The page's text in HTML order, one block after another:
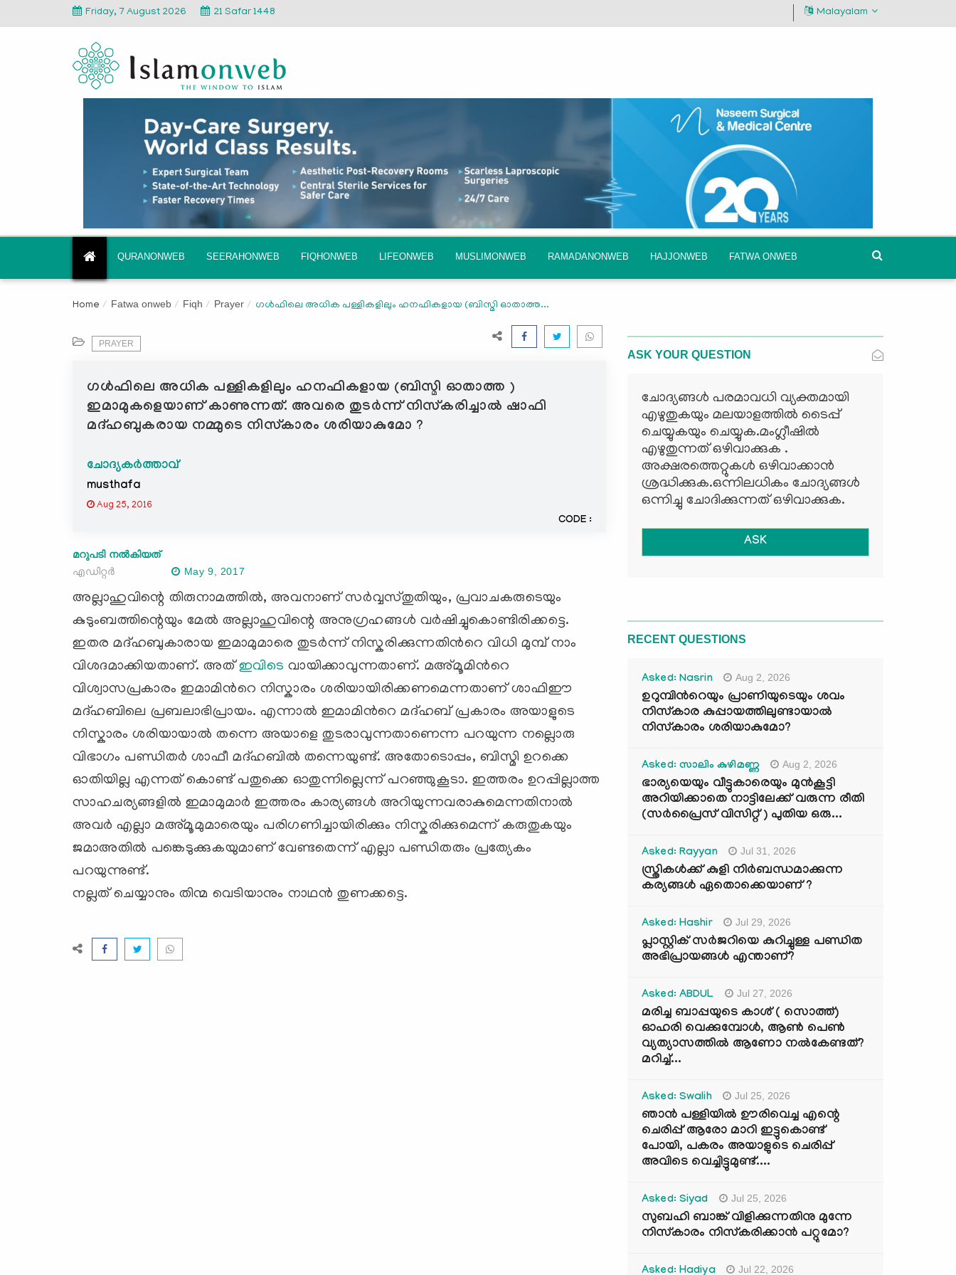
Friday, 7 August 2026 21 Safar 1448 Malayalam
QURANONWEB SEERAHONWEB FIQHONWEB LIFEONWEB MUSLIMONWEB RAMADANONWEB HAJJONWEB FATWA ONWEB
Home Fatwa onweb Fiqh Prayer ഗള്‍ഫിലെ അധിക പള്ളികളിലും ഹനഫികളായ (ബിസ്മി ഓതാത്ത...
PRAYER
ഗള്‍ഫിലെ അധിക പള്ളികളിലും ഹനഫികളായ (ബിസ്മി ഓതാത്ത )
ഇമാമുകളെയാണ് കാണുന്നത്. അവരെ തുടര്‍ന്ന് നിസ്കരിച്ചാല്‍ ഷാഫി
മദ്ഹബുകരായ നമ്മുടെ നിസ്കാരം ശരിയാകുമോ ?
ചോദ്യകർത്താവ്
musthafa
Aug 25, 2016
CODE :
മറുപടി നൽകിയത്
എഡിറ്റര്‍
May 9, 2017
അല്ലാഹുവിന്റെ തിരുനാമത്തില്‍, അവനാണ് സര്‍വ്വസ്തുതിയും, പ്രവാചകരുടെയും
കുടുംബത്തിന്റെയും മേല്‍ അല്ലാഹുവിന്റെ അനുഗ്രഹങ്ങള്‍ വര്‍ഷിച്ചുകൊണ്ടിരിക്കട്ടെ.
ഇതര മദ്ഹബുകാരായ ഇമാമുമാരെ തുടര്‍ന്ന് നിസ്കരിക്കുന്നതിന്‍റെ വിധി മുമ്പ് നാം
വിശദമാക്കിയതാണ്. അത്ഇവിടെ വായിക്കാവുന്നതാണ്. മഅ്മൂമിന്‍റെ
വിശ്വാസപ്രകാരം ഇമാമിന്‍റെ നിസ്കാരം ശരിയായിരിക്കണമെന്നതാണ് ശാഫിഈ
മദ്ഹബിലെ പ്രബലാഭിപ്രായം. എന്നാല്‍ ഇമാമിന്‍റെ മദ്ഹബ് പ്രകാരം അയാളുടെ
നിസ്കാരം ശരിയായാല്‍ തന്നെ അയാളെ തുടരാവുന്നതാണെന്ന പറയുന്ന നല്ലൊരു
വിഭാഗം പണ്ഡിതര്‍ ശാഫീ മദ്ഹബില്‍ തന്നെയുണ്ട്. അതോടൊപ്പം, ബിസ്മി ഉറക്കെ
ഓതിയില്ല എന്നത് കൊണ്ട് പതുക്കെ ഓതുന്നില്ലെന്ന് പറഞ്ഞുകൂടാ. ഇത്തരം ഉറപ്പില്ലാത്ത
സാഹചര്യങ്ങളില്‍ ഇമാമുമാര്‍ ഇത്തരം കാര്യങ്ങള്‍ അറിയുന്നവരാകുമെന്നതിനാല്‍
അവര്‍ എല്ലാ മഅ്മൂമുമാരെയും പരിഗണിച്ചായിരിക്കും നിസ്കരിക്കുമെന്ന് കരുതുകയും
ജമാഅതില്‍ പങ്കെടുക്കുകയുമാണ് വേണ്ടതെന്ന് എല്ലാ പണ്ഡിതരും പ്രത്യേകം
പറയുന്നുണ്ട്.
നല്ലത് ചെയ്യാനും തിന്മ വെടിയാനും നാഥന്‍ തുണക്കട്ടെ.
ASK YOUR QUESTION
ചോദ്യങ്ങള്‍ പരമാവധി വ്യക്തമായി
എഴുതുകയും മലയാളത്തില്‍ ടൈപ്പ്
ചെയ്യുകയും ചെയ്യുക.മംഗ്ലീഷില്‍
എഴുതുന്നത് ഒഴിവാക്കുക .
അക്ഷരത്തെറ്റുകള്‍ ഒഴിവാക്കാന്‍
ശ്രദ്ധിക്കുക.ഒന്നിലധികം ചോദ്യങ്ങള്‍
ഒന്നിച്ചു ചോദിക്കുന്നത് ഒഴിവാക്കുക.
ASK
RECENT QUESTIONS
Asked: Nasrin Aug 2, 2026
ഉറുമ്പിന്‍റെയും പ്രാണിയുടെയും ശവം
നിസ്കാര കുപ്പായത്തിലുണ്ടായാൽ
നിസ്കാരം ശരിയാകുമോ?
Asked: സാലിം കുഴിമണ്ണ Aug 2, 2026
ഭാര്യയെയും വീട്ടുകാരെയും മുൻകൂട്ടി
അറിയിക്കാതെ നാട്ടിലേക്ക് വരുന്ന രീതി
(സർപ്രൈസ് വിസിറ്റ് ) പുതിയ ഒരു...
Asked: Rayyan Jul 31, 2026
സ്ത്രികൾക്ക് കുളി നിർബന്ധമാക്കുന്ന
കര്യങ്ങൾ ഏതൊക്കെയാണ് ?
Asked: Hashir Jul 29, 2026
പ്ലാസ്റ്റിക് സർജറിയെ കുറിച്ചുള്ള പണ്ഡിത
അഭിപ്രായങ്ങൾ എന്താണ്?
Asked: ABDUL Jul 27, 2026
മരിച്ച ബാപ്പയുടെ കാശ് ( സൊത്ത്)
ഓഹരി വെക്കുമ്പോൾ, ആണ്‍ പെണ്‍
വ്യത്യാസത്തില്‍ ആണോ നല്‍കേണ്ടത്?
മറിച്ച്...
Asked: Swalih Jul 25, 2026
ഞാൻ പള്ളിയിൽ ഊരിവെച്ച എന്റെ
ചെരിപ്പ് ആരോ മാറി ഇട്ടുകൊണ്ട്
പോയി, പകരം അയാളുടെ ചെരിപ്പ്
അവിടെ വെച്ചിട്ടുമുണ്ട്....
Asked: Siyad Jul 25, 2026
സുബഹി ബാങ്ക് വിളിക്കുന്നതിനു മുന്നേ
നിസ്കാരം നിസ്കരിക്കാൻ പറ്റുമോ?
Asked: Hadiya Jul 22, 2026